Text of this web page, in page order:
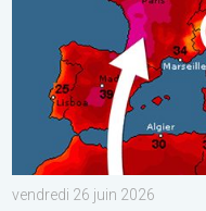
vendredi 26 juin 2026